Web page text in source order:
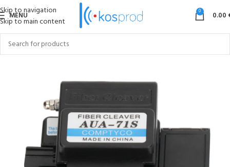
Skip to navigation
Skip to main content
MENU 0 0.00